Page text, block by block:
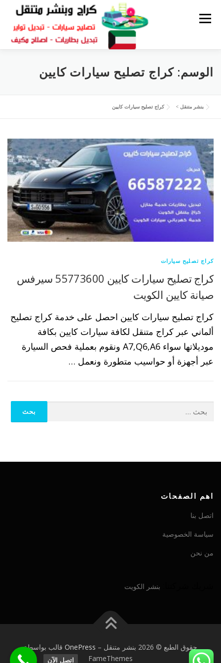
القائمة
كراج تصليح سيارات بنشر الكويت كراج متنقل
سكراب قطع غيار
الوسم:كراج تصليح سيارات كايين
بنشر متنقل > كراج تصليح سيارات كايين
كراج تصليح سيارات
كراج تصليح سيارات كايين 55773600 سيرفس
صيانة كايين الكويت
كراج تصليح سيارات كايين احصل على خدمة كراج تصليح
ألماني عبر كراج متنقل لكافة سيارات كايين بكافة
موديلاتها سواء A7,Q6,A6 ونقوم بعملية فحص السيارة
عبر أجهزة أو حواسيب متطورة ونعمل …
اهم الصفحات
اتصل بنا
سياسة الخصوصية
من نحن
بنشر الكويت
حقوق الطبع © 2026 بنشر متنقل –
OnePress قالب بواسطة
FameThemes
اتصل الآن